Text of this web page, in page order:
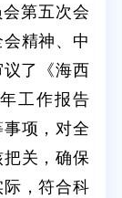
第五次会
精神、中
议了《海西
工作报告
事项，对全
关，确保
，符合科